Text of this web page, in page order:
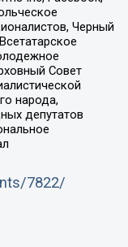
Черный
Совет
народа,
депутатов
7822/